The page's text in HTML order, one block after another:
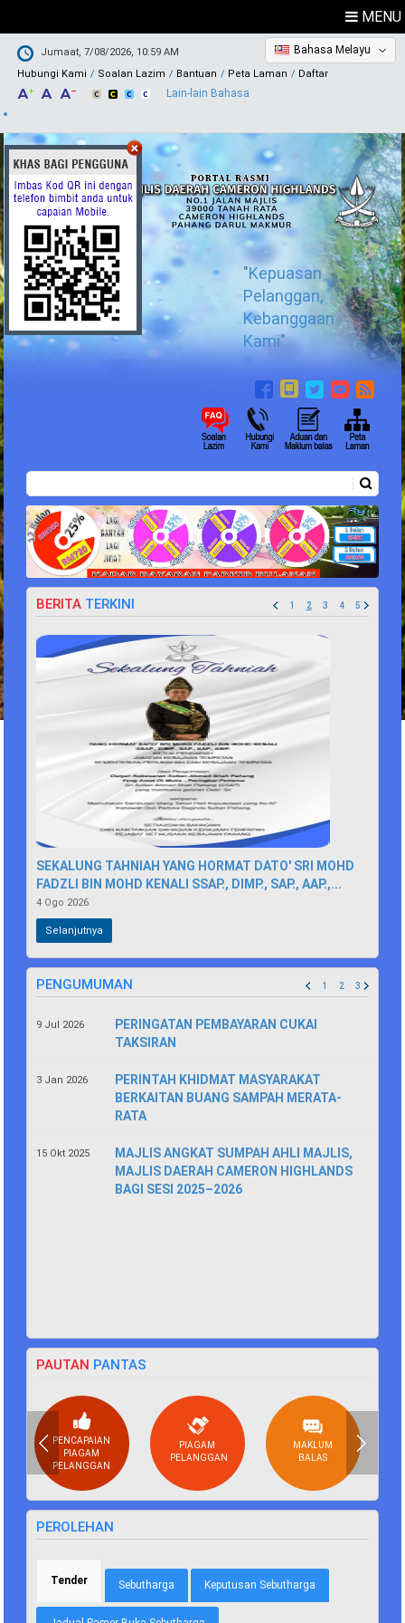
MENU
Jumaat, 7/08/2026, 10:59 AM
Hubungi Kami
Soalan Lazim Bantuan Peta Laman Daftar
Bahasa Melayu
Lain-lain Bahasa
"Kepuasan
Pelanggan,
Kebanggaan
Kami"
Borang carian
BERITA TERKINI 1 2 3 4 5
SEKALUNG TAHNIAH YANG HORMAT DATO' SRI MOHD
FADZLI BIN MOHD KENALI SSAP., DIMP., SAP., AAP.,...
4 Ogo 2026
Selanjutnya
PENGUMUMAN 1 2 3
9 Jul 2026
PERINGATAN PEMBAYARAN CUKAI
TAKSIRAN
3 Jan 2026
PERINTAH KHIDMAT MASYARAKAT
BERKAITAN BUANG SAMPAH MERATA-
RATA
15 Okt 2025
MAJLIS ANGKAT SUMPAH AHLI MAJLIS,
MAJLIS DAERAH CAMERON HIGHLANDS
BAGI SESI 2025–2026
PAUTAN PANTAS
PENCAPAIAN
PIAGAM
PELANGGAN
PIAGAM
PELANGGAN
MAKLUM
BALAS
PEROLEHAN
Tender (tab aktif)Sebutharga Keputusan Sebutharga